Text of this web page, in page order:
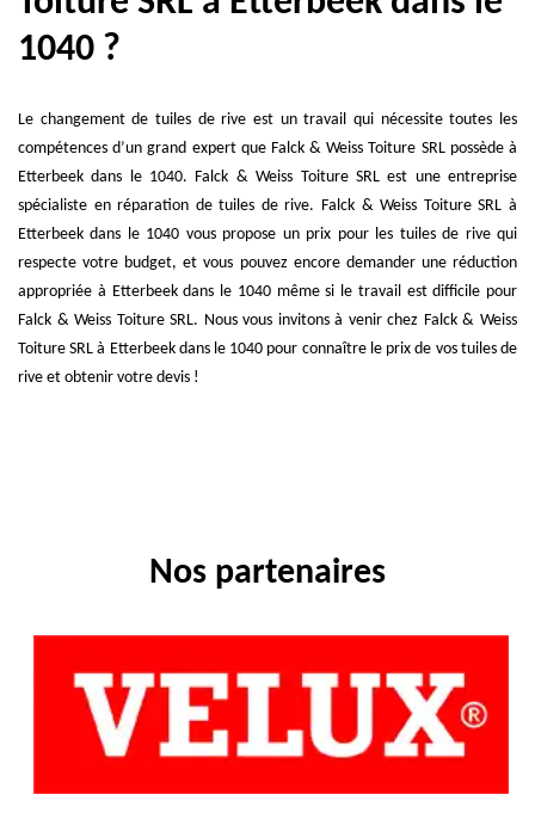
1040 ?
Le changement de tuiles de rive est un travail qui nécessite toutes les
compétences d’un grand expert que Falck & Weiss Toiture SRL possède à
Etterbeek dans le 1040. Falck & Weiss Toiture SRL est une entreprise
spécialiste en réparation de tuiles de rive. Falck & Weiss Toiture SRL à
Etterbeek dans le 1040 vous propose un prix pour les tuiles de rive qui
respecte votre budget, et vous pouvez encore demander une réduction
appropriée à Etterbeek dans le 1040 même si le travail est difficile pour
Falck & Weiss Toiture SRL. Nous vous invitons à venir chez Falck & Weiss
Toiture SRL à Etterbeek dans le 1040 pour connaître le prix de vos tuiles de
rive et obtenir votre devis !
Nos partenaires